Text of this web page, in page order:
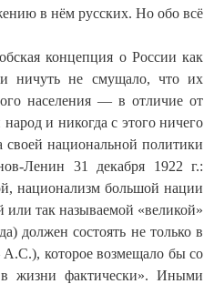
в нём русских. Но обо всё
концепция о России как
ничуть не смущало, что их
населения — в отличие от
и никогда с этого ничего
национальной политики
Ленин 31 декабря 1922 г.:
национализм большой нации
так называемой «великой»
должен состоять не только в
которое возмещало бы со
в жизни фактически». Иными